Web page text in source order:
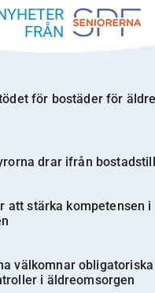
FRÅN
för bostäder för
drar ifrån
att stärka kompetensen i
välkomnar obligatoriska
i äldreomsorgen